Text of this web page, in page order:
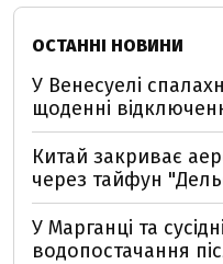
ОСТАННІ НОВИНИ
У Венесуелі
щоденні
Китай закриває
через тайфун
У Марганці та
водопостачання